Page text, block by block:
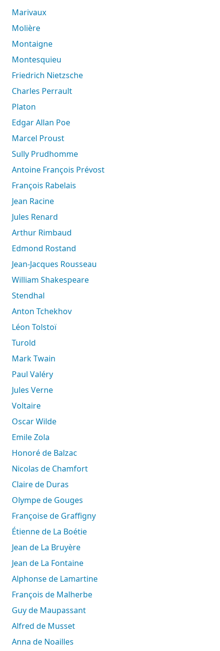
Marivaux
Molière
Montaigne
Montesquieu
Friedrich Nietzsche
Charles Perrault
Platon
Edgar Allan Poe
Marcel Proust
Sully Prudhomme
Antoine François Prévost
François Rabelais
Jean Racine
Jules Renard
Arthur Rimbaud
Edmond Rostand
Jean-Jacques Rousseau
William Shakespeare
Stendhal
Anton Tchekhov
Léon Tolstoï
Turold
Mark Twain
Paul Valéry
Jules Verne
Voltaire
Oscar Wilde
Emile Zola
Honoré de Balzac
Nicolas de Chamfort
Claire de Duras
Olympe de Gouges
Françoise de Graffigny
Étienne de La Boétie
Jean de La Bruyère
Jean de La Fontaine
Alphonse de Lamartine
François de Malherbe
Guy de Maupassant
Alfred de Musset
Anna de Noailles